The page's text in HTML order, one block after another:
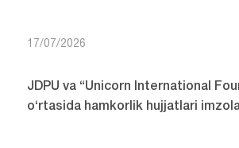
17/07/2026
JDPU va “Unicorn International
o‘rtasida hamkorlik hujjatlari